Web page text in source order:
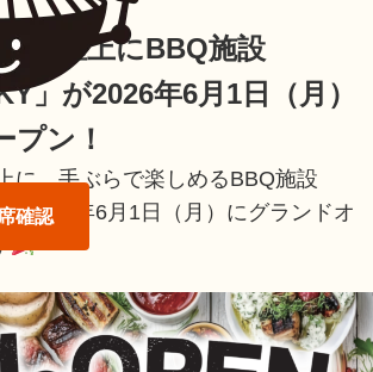
確認
屋上にBBQ施設
」が2026年6月1日（月）
プン！
に、手ぶらで楽しめるBBQ施設
が2026年6月1日（月）にグランドオ